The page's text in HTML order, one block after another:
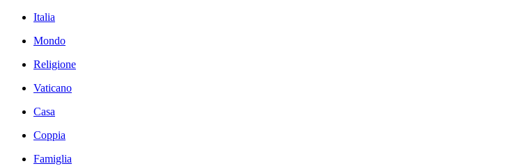
Italia
Mondo
Religione
Vaticano
Casa
Coppia
Famiglia